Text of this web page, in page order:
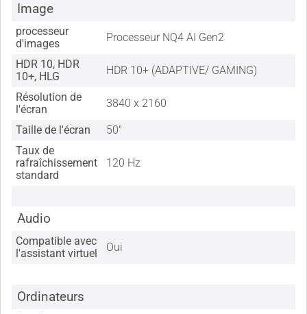
Image
processeur
d'images
Processeur NQ4 AI Gen2
HDR 10, HDR
10+, HLG
HDR 10+ (ADAPTIVE/ GAMING)
Résolution de
l'écran
3840 x 2160
Taille de l'écran
50"
Taux de
rafraîchissement
standard
120 Hz
Audio
Compatible avec
l'assistant virtuel
Oui
Ordinateurs